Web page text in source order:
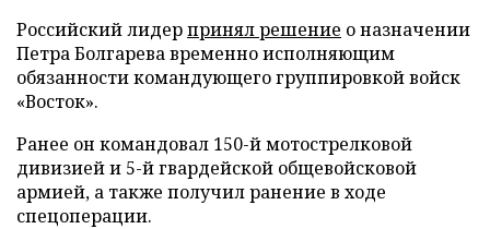
Российский лидерпринял решение о назначении
Петра Болгарева временно исполняющим
обязанности командующего группировкой войск
«Восток».
Ранее он командовал 150-й мотострелковой
дивизией и 5-й гвардейской общевойсковой
армией, а также получил ранение в ходе
спецоперации.